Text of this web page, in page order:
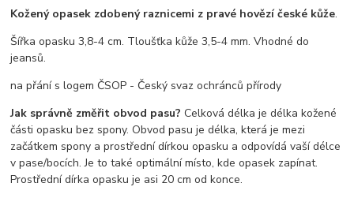
Kožený opasek zdobený raznicemi z pravé hovězí české kůže.
Šířka opasku 3,8-4 cm. Tloušťka kůže 3,5-4 mm. Vhodné do
jeansů.
na přání s logem ČSOP - Český svaz ochránců přírody
Jak správně změřit obvod pasu?Celková délka je délka kožené
části opasku bez spony. Obvod pasu je délka, která je mezi
začátkem spony a prostřední dírkou opasku a odpovídá vaší délce
v pase/bocích. Je to také optimální místo, kde opasek zapínat.
Prostřední dírka opasku je asi 20 cm od konce.